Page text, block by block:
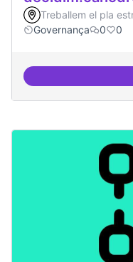
Treballem el pla
Governança
0 0